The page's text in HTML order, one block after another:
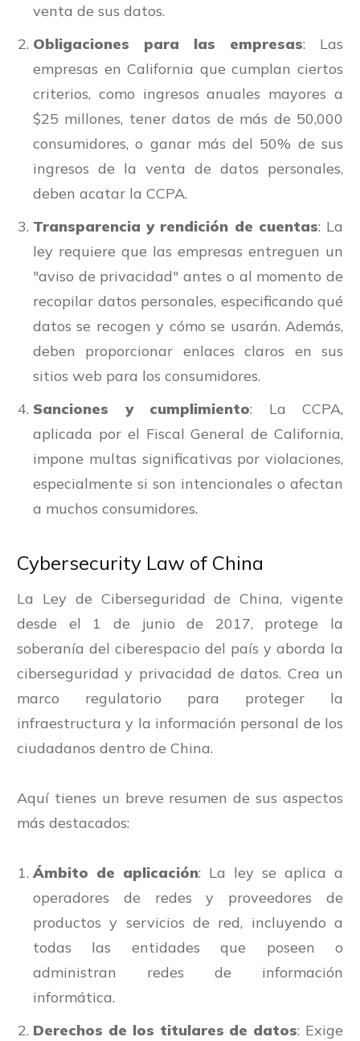
venta de sus datos.
Obligaciones para las empresas: Las
empresas en California que cumplan ciertos
criterios, como ingresos anuales mayores a
$25 millones, tener datos de más de 50,000
consumidores, o ganar más del 50% de sus
ingresos de la venta de datos personales,
deben acatar la CCPA.
Transparencia y rendición de cuentas: La
ley requiere que las empresas entreguen un
"aviso de privacidad" antes o al momento de
recopilar datos personales, especificando qué
datos se recogen y cómo se usarán. Además,
deben proporcionar enlaces claros en sus
sitios web para los consumidores.
Sanciones y cumplimiento: La CCPA,
aplicada por el Fiscal General de California,
impone multas significativas por violaciones,
especialmente si son intencionales o afectan
a muchos consumidores.
Cybersecurity Law of China
La Ley de Ciberseguridad de China, vigente
desde el 1 de junio de 2017, protege la
soberanía del ciberespacio del país y aborda la
ciberseguridad y privacidad de datos. Crea un
marco regulatorio para proteger la
infraestructura y la información personal de los
ciudadanos dentro de China.
Aquí tienes un breve resumen de sus aspectos
más destacados:
Ámbito de aplicación: La ley se aplica a
operadores de redes y proveedores de
productos y servicios de red, incluyendo a
todas las entidades que poseen o
administran redes de información
informática.
Derechos de los titulares de datos: Exige